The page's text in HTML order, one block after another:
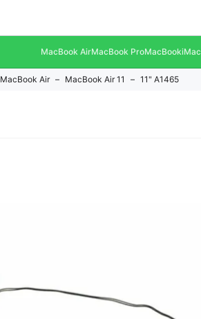
MacBook AirMacBook ProMacBookiMac
MacBook Air MacBook Air 11 11" A1465